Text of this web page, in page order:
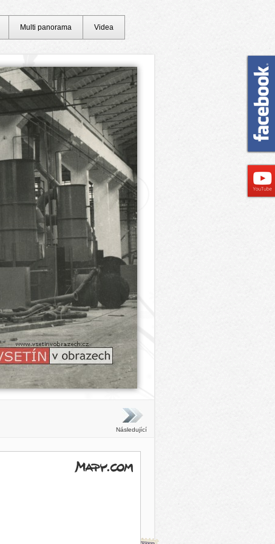
Následující
Multi panorama Videa